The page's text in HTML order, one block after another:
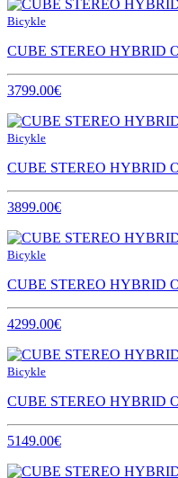
Bicykle
CUBE STEREO HYBRID
3799.00€
Bicykle
CUBE STEREO HYBRID
3899.00€
Bicykle
CUBE STEREO HYBRID
4299.00€
Bicykle
CUBE STEREO HYBRID
5149.00€